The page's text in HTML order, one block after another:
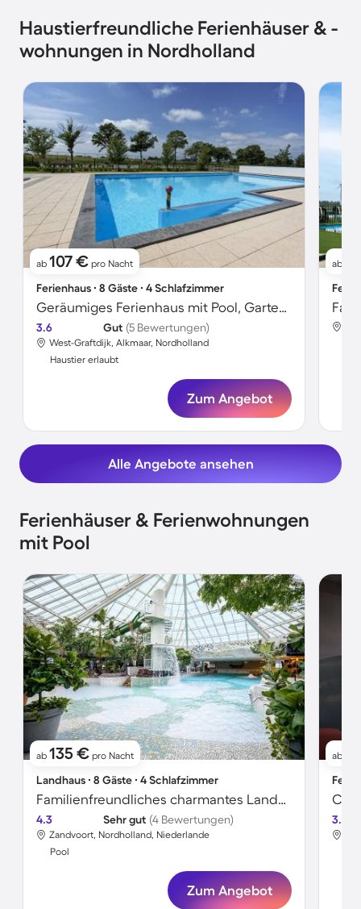
Haustierfreundliche Ferienhäuser & -
wohnungen in Nordholland
ab 107 € pro Nacht
Ferienhaus ∙ 8 Gäste ∙ 4 Schlafzimmer
Geräumiges Ferienhaus mit Pool, Garten und Terrasse | Haustiere sind willkommen
3.6 Gut (5 Bewertungen)
West-Graftdijk, Alkmaar, Nordholland
Haustier erlaubt
Zum Angebot
ab
Alle Angebote ansehen
Ferienhäuser & Ferienwohnungen
mit Pool
ab 135 € pro Nacht
Landhaus ∙ 8 Gäste ∙ 4 Schlafzimmer
Familienfreundliches charmantes Landhaus mit beheiztem Pool und Garten | Haustiere sind willkommen
4.3 Sehr gut (4 Bewertungen)
Zandvoort, Nordholland, Niederlande
Pool
Zum Angebot
ab
3.4